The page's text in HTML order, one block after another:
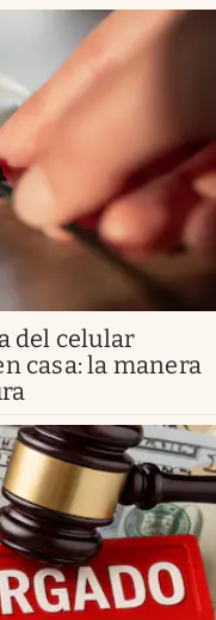
del celular
casa: la manera